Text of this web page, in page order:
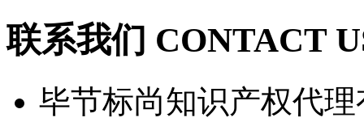
联系我们 CONTACT
毕节标尚知识产权代